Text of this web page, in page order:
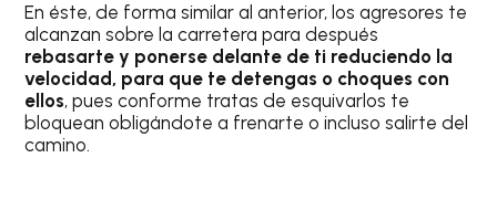
En éste, de forma similar al anterior, los agresores te
alcanzan sobre la carretera para después
rebasarte y ponerse delante de ti reduciendo la
velocidad, para que te detengas o choques con
ellos, pues conforme tratas de esquivarlos te
bloquean obligándote a frenarte o incluso salirte del
camino.